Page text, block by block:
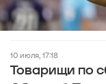
10 июля, 17:18
Товарищи по